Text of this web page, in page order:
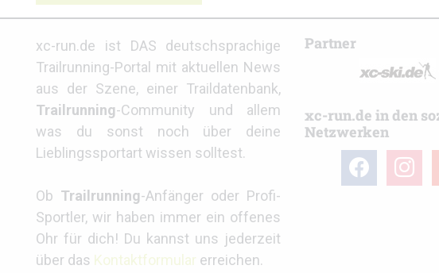
xc-run.de ist DAS deutschsprachige
Trailrunning-Portal mit aktuellen News
aus der Szene, einer Traildatenbank,
Trailrunning-Community und allem
was du sonst noch über deine
Lieblingssportart wissen solltest.
Ob Trailrunning-Anfänger oder Profi-
Sportler, wir haben immer ein offenes
Ohr für dich! Du kannst uns jederzeit
über das Kontaktformular erreichen.
Partner
xc-run.de in den
Netzwerken
facebook